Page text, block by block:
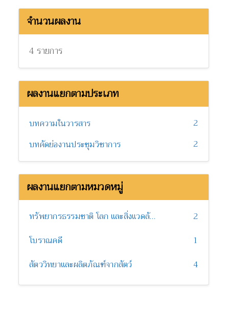
จำนวนผลงาน
4 รายการ
ผลงานแยกตามประเภท
บทความในวารสาร
2
บทคัดย่องานประชุมวิชาการ
2
ผลงานแยกตามหมวดหมู่
ทรัพยากรธรรมชาติ โลก และสิ่งแวดล้อม
2
โบราณคดี
1
สัตววิทยาและผลิตภัณฑ์จากสัตว์
4